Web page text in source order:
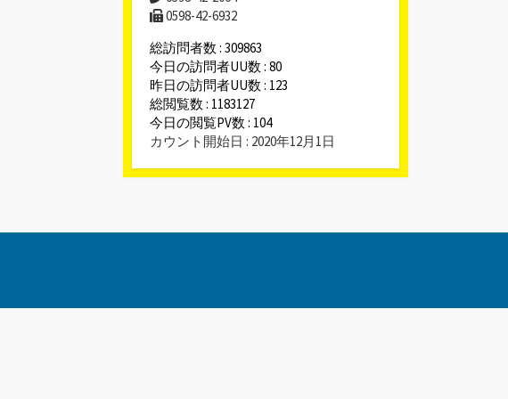
0598-42-6932
総訪問者数 : 309863
今日の訪問者UU数 : 80
昨日の訪問者UU数 : 123
総閲覧数 : 1183127
今日の閲覧PV数 : 104
カウント開始日 : 2020年12月1日